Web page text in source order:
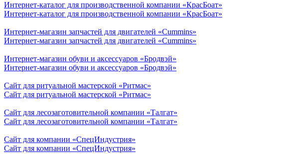
Интернет-каталог для производственной компании «КрасБоат»
Интернет-каталог для производственной компании «КрасБоат»
Интернет-магазин запчастей для двигателей «Cummins»
Интернет-магазин запчастей для двигателей «Cummins»
Интернет-магазин обуви и аксессуаров «Бродвэй»
Интернет-магазин обуви и аксессуаров «Бродвэй»
Сайт для ритуальной мастерской «Ритмас»
Сайт для ритуальной мастерской «Ритмас»
Сайт для лесозаготовительной компании «Талгат»
Сайт для лесозаготовительной компании «Талгат»
Сайт для компании «СпецИндустрия»
Сайт для компании «СпецИндустрия»